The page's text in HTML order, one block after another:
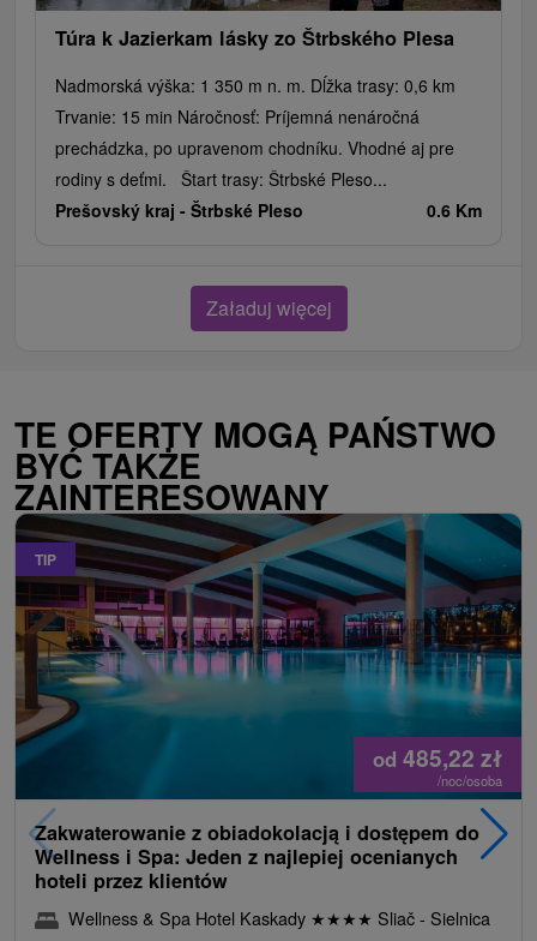
Túra k Jazierkam lásky zo Štrbského Plesa
Nadmorská výška: 1 350 m n. m. Dĺžka trasy: 0,6 km
Trvanie: 15 min Náročnosť: Príjemná nenáročná
prechádzka, po upravenom chodníku. Vhodné aj pre
rodiny s deťmi. Štart trasy: Štrbské Pleso...
Prešovský kraj - Štrbské Pleso 0.6 Km
Załaduj więcej
TE OFERTY MOGĄ PAŃSTWO
BYĆ TAKŻE
ZAINTERESOWANY
TIP
od 485,22 zł
/noc/osoba
Zakwaterowanie z obiadokolacją i dostępem do
Wellness i Spa: Jeden z najlepiej ocenianych
hoteli przez klientów
Wellness & Spa Hotel Kaskady ★★★★ Sliač - Sielnica